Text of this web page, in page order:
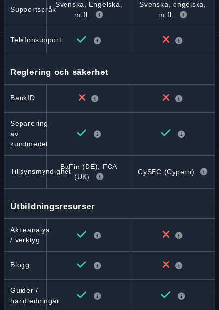
Supportspråk
Svenska, Engelska,
m.fl.
Svenska, engelska,
m.fl.
Telefonsupport
Reglering och säkerhet
BankID
Separering
av
kundmedel
Tillsynsmyndighet
BaFin (DE), FCA
(UK)
CySEC (Cypern)
Utbildningsresurser
Aktieanalys
/ verktyg
Blogg
Guider /
handledningar